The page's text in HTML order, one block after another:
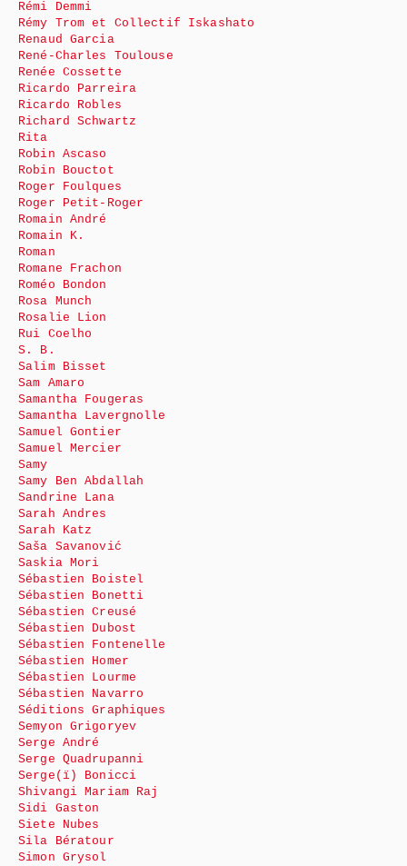
Rémi Demmi
Rémy Trom et Collectif Iskashato
Renaud Garcia
René-Charles Toulouse
Renée Cossette
Ricardo Parreira
Ricardo Robles
Richard Schwartz
Rita
Robin Ascaso
Robin Bouctot
Roger Foulques
Roger Petit-Roger
Romain André
Romain K.
Roman
Romane Frachon
Roméo Bondon
Rosa Munch
Rosalie Lion
Rui Coelho
S. B.
Salim Bisset
Sam Amaro
Samantha Fougeras
Samantha Lavergnolle
Samuel Gontier
Samuel Mercier
Samy
Samy Ben Abdallah
Sandrine Lana
Sarah Andres
Sarah Katz
Saša Savanović
Saskia Mori
Sébastien Boistel
Sébastien Bonetti
Sébastien Creusé
Sébastien Dubost
Sébastien Fontenelle
Sébastien Homer
Sébastien Lourme
Sébastien Navarro
Séditions Graphiques
Semyon Grigoryev
Serge André
Serge Quadrupanni
Serge(ï) Bonicci
Shivangi Mariam Raj
Sidi Gaston
Siete Nubes
Sila Bératour
Simon Grysol